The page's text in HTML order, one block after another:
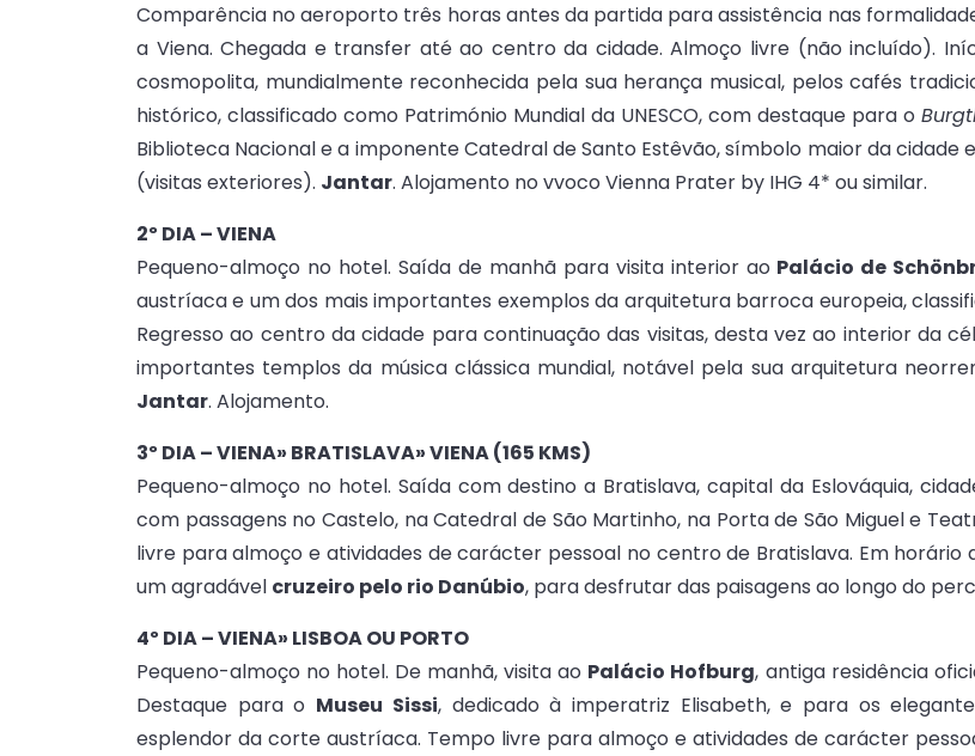
Comparência no aeroporto três horas antes da partida para assistência nas
a Viena. Chegada e transfer até ao centro da cidade. Almoço livre (não incluído).
cosmopolita, mundialmente reconhecida pela sua herança musical, pelos cafés
histórico, classificado como Património Mundial da UNESCO, com destaque para o
Biblioteca Nacional e a imponente Catedral de Santo Estêvão, símbolo maior da
(visitas exteriores). Jantar. Alojamento no vvoco Vienna Prater by IHG 4* ou similar.
2º DIA – VIENA
Pequeno-almoço no hotel. Saída de manhã para visita interior ao Palácio de
austríaca e um dos mais importantes exemplos da arquitetura barroca europeia,
Regresso ao centro da cidade para continuação das visitas, desta vez ao interior da
importantes templos da música clássica mundial, notável pela sua arquitetura
Jantar. Alojamento.
3º DIA – VIENA» BRATISLAVA» VIENA (165 KMS)
Pequeno-almoço no hotel. Saída com destino a Bratislava, capital da Eslováquia,
com passagens no Castelo, na Catedral de São Martinho, na Porta de São Miguel e
livre para almoço e atividades de carácter pessoal no centro de Bratislava. Em
um agradável cruzeiro pelo rio Danúbio, para desfrutar das paisagens ao longo do
4º DIA – VIENA» LISBOA OU PORTO
Pequeno-almoço no hotel. De manhã, visita ao Palácio Hofburg, antiga residência
Destaque para o Museu Sissi, dedicado à imperatriz Elisabeth, e para os
esplendor da corte austríaca. Tempo livre para almoço e atividades de carácter